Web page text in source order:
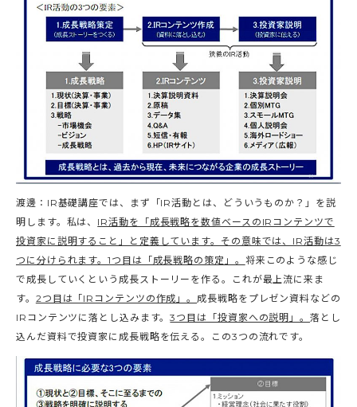
渡邊：IR基礎講座では、まず「IR活動とは、どういうものか？」を説
明します。私は、 IR活動を「成長戦略を数値ベースのIRコンテンツで
投資家に説明すること」と定義しています。その意味では、IR活動は3
つに分けられます。1つ目は「成長戦略の策定」。 将来このような感じ
で成長していくという成長ストーリーを作る。これが最上流に来ま
す。 2つ目は「IRコンテンツの作成」。成長戦略をプレゼン資料などの
IRコンテンツに落とし込みます。3つ目は「投資家への説明」。落とし
込んだ資料で投資家に成長戦略を伝える。この3つの流れです。